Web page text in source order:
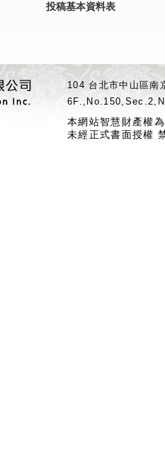
投稿基本資料表
104 台北市中山區
本網站智慧財產權
未經正式書面授權